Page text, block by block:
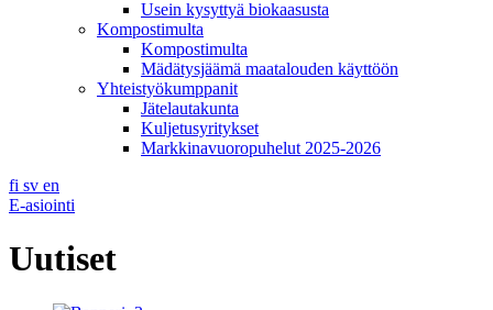
Usein kysyttyä biokaasusta
Kompostimulta
Kompostimulta
Mädätysjäämä maatalouden käyttöön
Yhteistyökumppanit
Jätelautakunta
Kuljetusyritykset
Markkinavuoropuhelut 2025-2026
fi sv en
E-asiointi
Uutiset